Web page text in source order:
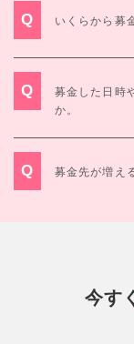
Q いくらから募
Q
募金した日時
か。
Q 募金先が増え
今す